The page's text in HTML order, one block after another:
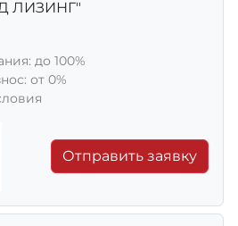
ЛИЗИНГ"
до 100%
от 0%
Отправить заявку